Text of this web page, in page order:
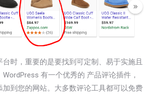
时，重要的是要找到可定制、易于实施且
有一个优秀的 产品评论插件，
加到您的网站。大多数评论工具都可以免费